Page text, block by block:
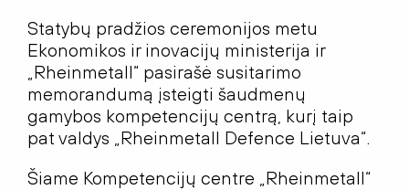
Statybų pradžios ceremonijos metu
Ekonomikos ir inovacijų ministerija ir
„Rheinmetall“ pasirašė susitarimo
memorandumą įsteigti šaudmenų
gamybos kompetencijų centrą, kurį taip
pat valdys „Rheinmetall Defence Lietuva“.
Šiame Kompetencijų centre „Rheinmetall“